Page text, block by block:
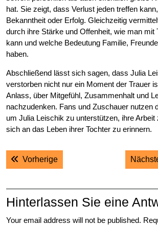
hat. Sie zeigt, dass Verlust jeden treffen
Bekanntheit oder Erfolg. Gleichzeitig
durch ihre Stärke und Offenheit, wie man mit
kann und welche Bedeutung Familie,
haben.
Abschließend lässt sich sagen, dass Julia
verstorben nicht nur ein Moment der Trauer
Anlass, über Mitgefühl, Zusammenhalt und
nachzudenken. Fans und Zuschauer nutzen
um Julia Leischik zu unterstützen, ihre Arbeit
sich an das Leben ihrer Tochter zu erinnern.
Post
navigation
VorherigePrevious post:
Hinterlassen Sie eine
Your email address will not be published.